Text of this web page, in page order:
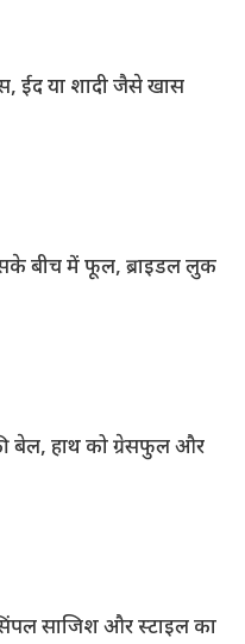
ईद या शादी जैसे खास
बीच में फूल, ब्राइडल लुक
बेल, हाथ को ग्रेसफुल और
साजिश और स्टाइल का